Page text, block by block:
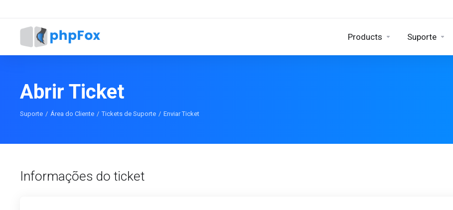
Products Suporte
Abrir Ticket
Suporte Área do Cliente Tickets de Suporte Enviar Ticket
Informações do ticket